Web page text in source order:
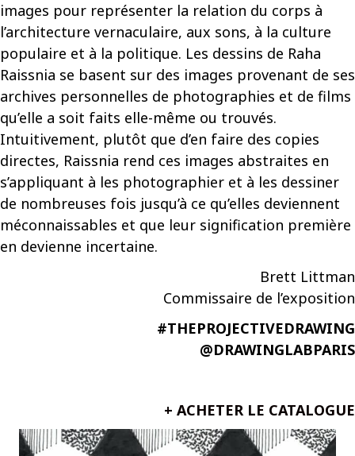
images pour représenter la relation du corps à
l’architecture vernaculaire, aux sons, à la culture
populaire et à la politique. Les dessins de Raha
Raissnia se basent sur des images provenant de ses
archives personnelles de photographies et de films
qu’elle a soit faits elle-même ou trouvés.
Intuitivement, plutôt que d’en faire des copies
directes, Raissnia rend ces images abstraites en
s’appliquant à les photographier et à les dessiner
de nombreuses fois jusqu’à ce qu’elles deviennent
méconnaissables et que leur signification première
en devienne incertaine.
Brett Littman
Commissaire de l’exposition
#THEPROJECTIVEDRAWING
@DRAWINGLABPARIS
+ ACHETER LE CATALOGUE